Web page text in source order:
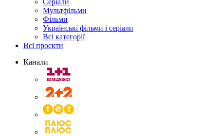
Серіали
Мультфільми
Фільми
Українські фільми і серіали
Всі категорії
Всі проєкти
Канали